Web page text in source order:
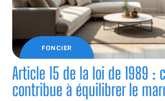
FONCIER
Article 15 de la loi de 1989 :
contribue à équilibrer le